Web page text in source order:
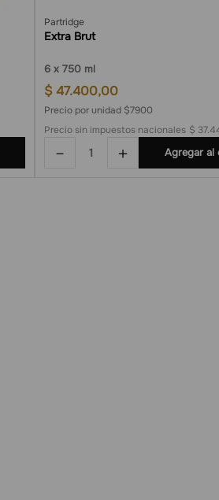
Partridge
Extra Brut
6 750 ml
$ 47.400,00
Precio por unidad $7900
Precio sin impuestos nacionales $
＋
－ Agregar al